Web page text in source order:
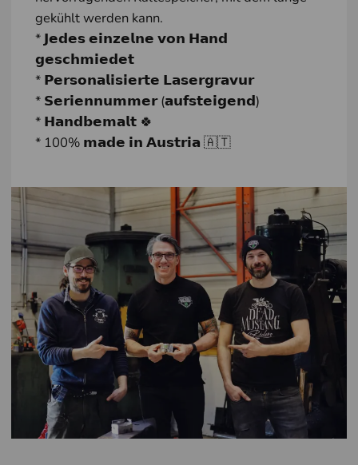
gekühlt werden kann.
* 𝗝𝗲𝗱𝗲𝘀 𝗲𝗶𝗻𝘇𝗲𝗹𝗻𝗲 𝘃𝗼𝗻 𝗛𝗮𝗻𝗱
𝗴𝗲𝘀𝗰𝗵𝗺𝗶𝗲𝗱𝗲𝘁
* 𝗣𝗲𝗿𝘀𝗼𝗻𝗮𝗹𝗶𝘀𝗶𝗲𝗿𝘁𝗲 𝗟𝗮𝘀𝗲𝗿𝗴𝗿𝗮𝘃𝘂𝗿
* 𝗦𝗲𝗿𝗶𝗲𝗻𝗻𝘂𝗺𝗺𝗲𝗿 (𝗮𝘂𝗳𝘀𝘁𝗲𝗶𝗴𝗲𝗻𝗱)
* 𝗛𝗮𝗻𝗱𝗯𝗲𝗺𝗮𝗹𝘁 🍀
* 100% 𝗺𝗮𝗱𝗲 𝗶𝗻 𝗔𝘂𝘀𝘁𝗿𝗶𝗮 🇦🇹